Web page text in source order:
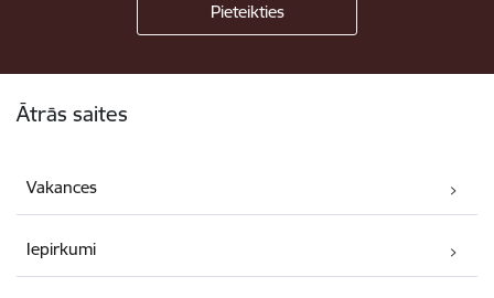
Ātrās saites
Vakances
Iepirkumi